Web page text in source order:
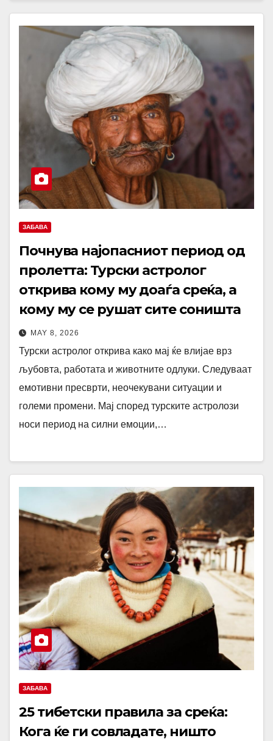
ЗАБАВА
Почнува најопасниот период од
пролетта: Турски астролог
открива кому му доаѓа среќа, а
кому му се рушат сите соништа
MAY 8, 2026
Турски астролог открива како мај ќе влијае врз
љубовта, работата и животните одлуки. Следуваат
емотивни пресврти, неочекувани ситуации и
големи промени. Мај според турските астролози
носи период на силни емоции,…
ЗАБАВА
25 тибетски правила за среќа:
Кога ќе ги совладате, ништо